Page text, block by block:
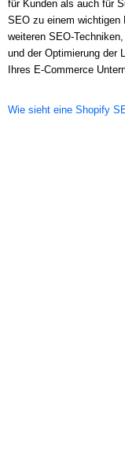
für Kunden als auch für
SEO zu einem wichtigen
weiteren SEO-
und der Optimierung der
Ihres E-Commerce
Wie sieht eine Shopify